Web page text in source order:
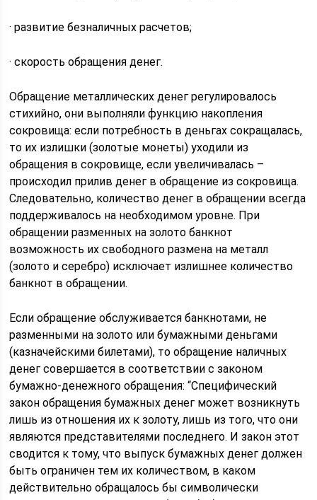
· развитие безналичных расчетов;
· скорость обращения денег.
Обращение металлических денег регулировалось
стихийно, они выполняли функцию накопления
сокровища: если потребность в деньгах сокращалась,
то их излишки (золотые монеты) уходили из
обращения в сокровище, если увеличивалась –
происходил прилив денег в обращение из сокровища.
Следовательно, количество денег в обращении всегда
поддерживалось на необходимом уровне. При
обращении разменных на золото банкнот
возможность их свободного размена на металл
(золото и серебро) исключает излишнее количество
банкнот в обращении.
Если обращение обслуживается банкнотами, не
разменными на золото или бумажными деньгами
(казначейскими билетами), то обращение наличных
денег совершается в соответствии с законом
бумажно-денежного обращения: “Специфический
закон обращения бумажных денег может возникнуть
лишь из отношения их к золоту, лишь из того, что они
являются представителями последнего. И закон этот
сводится к тому, что выпуск бумажных денег должен
быть ограничен тем их количеством, в каком
действительно обращалось бы символически